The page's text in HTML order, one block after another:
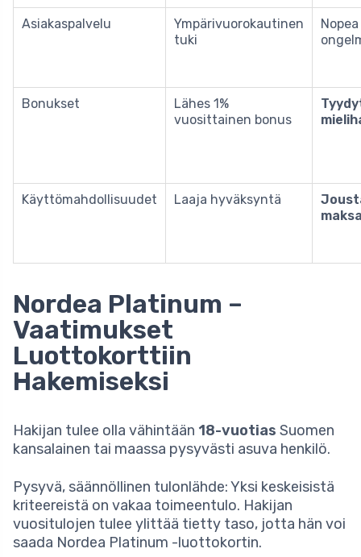
Asiakaspalvelu
Ympärivuorokautinen
tuki
Bonukset
Lähes 1%
vuosittainen bonus
Käyttömahdollisuudet Laaja hyväksyntä
Nordea Platinum –
Vaatimukset
Luottokorttiin
Hakemiseksi
Hakijan tulee olla vähintään 18-vuotias Suomen
kansalainen tai maassa pysyvästi asuva henkilö.
Pysyvä, säännöllinen tulonlähde: Yksi keskeisistä
kriteereistä on vakaa toimeentulo. Hakijan
vuositulojen tulee ylittää tietty taso, jotta hän voi
saada Nordea Platinum -luottokortin.